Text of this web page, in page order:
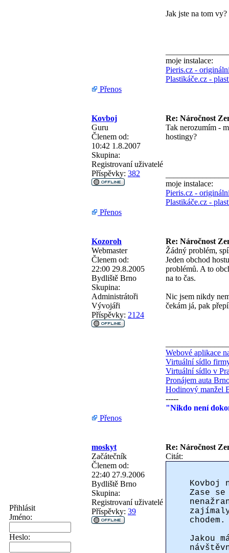
Přihlásit
Jméno:
Heslo:
Jak jste na tom vy?
moje instalace:
Pieris.cz -
Plastikáče.cz -
Přenos
Kovboj
Re: Náročnost
Guru
Členem od:
10:42 1.8.2007
Skupina:
Registrovaní uživatelé
Příspěvky: 382
Tak nerozumím -
hostingy?
moje instalace:
Pieris.cz -
Plastikáče.cz -
Přenos
Kozoroh
Re: Náročnost
Webmaster
Členem od:
22:00 29.8.2005
Bydliště Brno
Skupina:
Administrátoři
Vývojáři
Příspěvky: 2124
Žádný problém,
Jeden obchod
problémů. A to
na to čas.
Nic jsem nikdy
čekám já, pak
Webové aplikace
Virtuální sídlo
Virtuální sídlo v
Pronájem auta
Hodinový manžel
-----
"Nikdo není
Přenos
moskyt
Re: Náročnost
Začátečník
Členem od:
22:40 27.9.2006
Bydliště Brno
Skupina:
Registrovaní uživatelé
Příspěvky: 39
Citát:
Kovboj
Zase
chodem.
Jakou